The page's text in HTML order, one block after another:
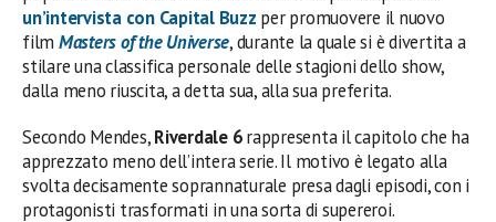
un’intervista con Capital Buzz per promuovere il nuovo
film Masters of the Universe, durante la quale si è divertita a
stilare una classifica personale delle stagioni dello show,
dalla meno riuscita, a detta sua, alla sua preferita.
Secondo Mendes,Riverdale 6rappresenta il capitolo che ha
apprezzato meno dell’intera serie. Il motivo è legato alla
svolta decisamente soprannaturale presa dagli episodi, con i
protagonisti trasformati in una sorta di supereroi.